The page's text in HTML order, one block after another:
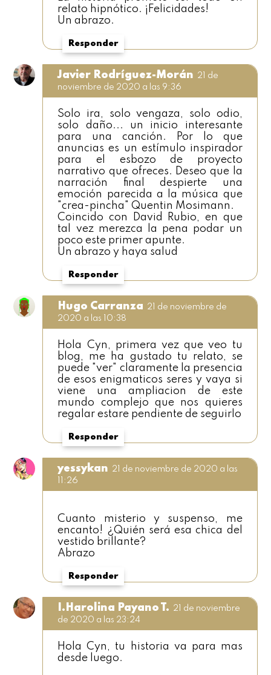
relato hipnótico. ¡Felicidades!
Un abrazo.
Responder
Javier Rodríguez-Morán 21 de
noviembre de 2020 a las 9:36
Solo ira, solo vengaza, solo odio,
solo daño... un inicio interesante
para una canción. Por lo que
anuncias es un estímulo inspirador
para el esbozo de proyecto
narrativo que ofreces. Deseo que la
narración final despierte una
emoción parecida a la música que
"crea-pincha" Quentin Mosimann.
Coincido con David Rubio, en que
tal vez merezca la pena podar un
poco este primer apunte.
Un abrazo y haya salud
Responder
Hugo Carranza 21 de noviembre de
2020 a las 10:38
Hola Cyn, primera vez que veo tu
blog, me ha gustado tu relato, se
puede "ver" claramente la presencia
de esos enigmaticos seres y vaya si
viene una ampliacion de este
mundo complejo que nos quieres
regalar estare pendiente de seguirlo
Responder
yessykan 21 de noviembre de 2020 a las
11:26
Cuanto misterio y suspenso, me
encanto! ¿Quién será esa chica del
vestido brillante?
Abrazo
Responder
I.Harolina Payano T. 21 de noviembre
de 2020 a las 23:24
Hola Cyn, tu historia va para mas
desde luego.